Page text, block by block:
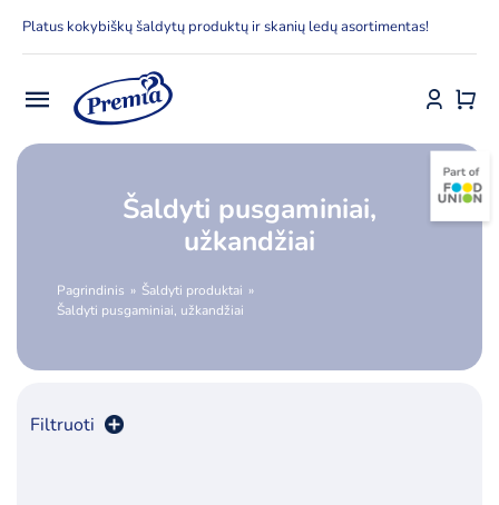
Platus kokybiškų šaldytų produktų ir skanių ledų asortimentas!
Toggle
Navigation
Apie Premia KPC
Kontaktai
Šaldyti pusgaminiai,
užkandžiai
Pagrindinis
Šaldyti produktai
Šaldyti pusgaminiai, užkandžiai
Filtruoti